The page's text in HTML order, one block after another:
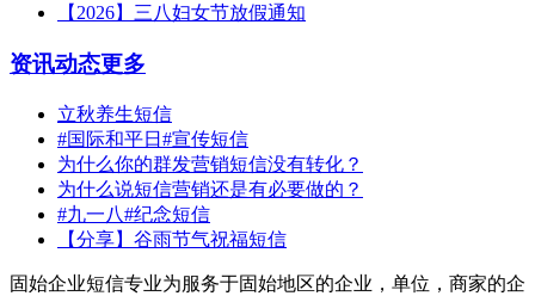
【2026】三八妇女节放假通知
资讯动态更多
立秋养生短信
#国际和平日#宣传短信
为什么你的群发营销短信没有转化？
为什么说短信营销还是有必要做的？
#九一八#纪念短信
【分享】谷雨节气祝福短信
固始企业短信专业为服务于固始地区的企业，单位，商家的企